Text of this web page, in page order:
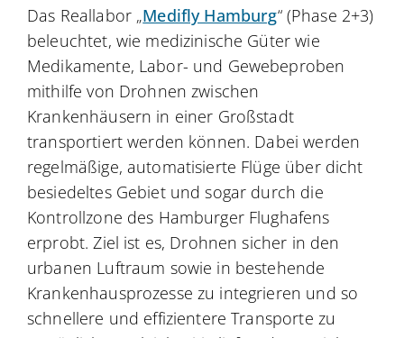
Das Reallabor „Medifly Hamburg“ (Phase 2+3)
beleuchtet, wie medizinische Güter wie
Medikamente, Labor- und Gewebeproben
mithilfe von Drohnen zwischen
Krankenhäusern in einer Großstadt
transportiert werden können. Dabei werden
regelmäßige, automatisierte Flüge über dicht
besiedeltes Gebiet und sogar durch die
Kontrollzone des Hamburger Flughafens
erprobt. Ziel ist es, Drohnen sicher in den
urbanen Luftraum sowie in bestehende
Krankenhausprozesse zu integrieren und so
schnellere und effizientere Transporte zu